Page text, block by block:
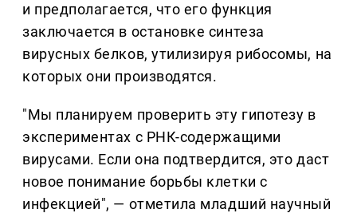
и предполагается, что его функция
заключается в остановке синтеза
вирусных белков, утилизируя рибосомы, на
которых они производятся.
"Мы планируем проверить эту гипотезу в
экспериментах с РНК-содержащими
вирусами. Если она подтвердится, это даст
новое понимание борьбы клетки с
инфекцией", — отметила младший научный